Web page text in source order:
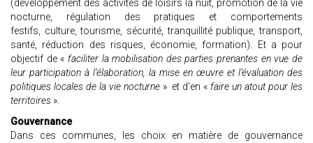
(développement des activités de loisirs la nuit, promotion de la vie
nocturne, régulation des pratiques et comportements
festifs, culture, tourisme, sécurité, tranquillité publique, transport,
santé, réduction des risques, économie, formation). Et a pour
objectif de « faciliter la mobilisation des parties prenantes en vue de
leur participation à l’élaboration, la mise en œuvre et l’évaluation des
politiques locales de la vie nocturne» et d'en « faire un atout pour les
territoires ».
Gouvernance
Dans ces communes, les choix en matière de gouvernance